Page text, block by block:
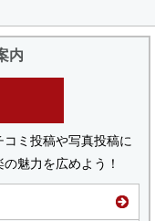
内
ミ投稿や写真投稿に
魅力を広めよう！